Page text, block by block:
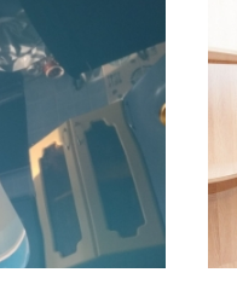
6 500 руб.